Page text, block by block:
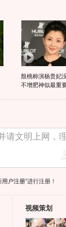
殷桃称演杨贵妃
不增肥神似最重
用户注册”进行注册！
视频策划